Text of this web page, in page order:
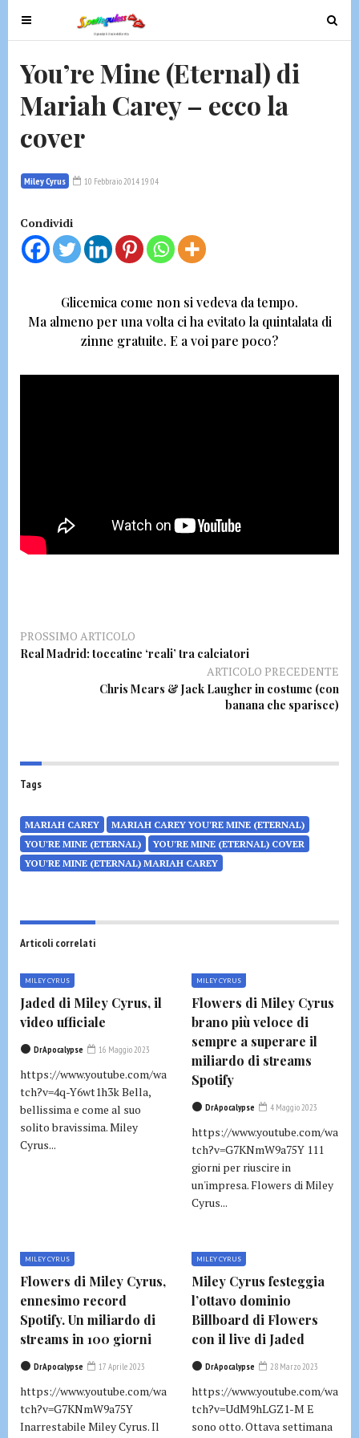
T
o
g
l
e
n
v
i
a
t
T
o
You’re Mine (Eternal) di
Mariah Carey – ecco la
cover
Miley Cyrus 10 Febbraio 2014 19:04
Condividi
Glicemica come non si vedeva da tempo.
Ma almeno per una volta ci ha evitato la quintalata di
zinne gratuite. E a voi pare poco?
PROSSIMO ARTICOLO
Real Madrid: toccatine ‘reali’ tra calciatori
ARTICOLO PRECEDENTE
Chris Mears & Jack Laugher in costume (con
banana che sparisce)
Tags
MARIAH CAREY
MARIAH CAREY YOU'RE MINE (ETERNAL)
YOU'RE MINE (ETERNAL)
YOU'RE MINE (ETERNAL) COVER
YOU'RE MINE (ETERNAL) MARIAH CAREY
Articoli correlati
MILEY CYRUS
Jaded di Miley Cyrus, il
video ufficiale
DrApocalypse 16 Maggio 2023
https://www.youtube.com/wa
tch?v=4q-Y6wt1h3k Bella,
bellissima e come al suo
solito bravissima. Miley
Cyrus...
MILEY CYRUS
Flowers di Miley Cyrus
brano più veloce di
sempre a superare il
miliardo di streams
Spotify
DrApocalypse 4 Maggio 2023
https://www.youtube.com/wa
tch?v=G7KNmW9a75Y 111
giorni per riuscire in
un'impresa. Flowers di Miley
Cyrus...
MILEY CYRUS
Flowers di Miley Cyrus,
ennesimo record
Spotify. Un miliardo di
streams in 100 giorni
DrApocalypse 17 Aprile 2023
https://www.youtube.com/wa
tch?v=G7KNmW9a75Y
Inarrestabile Miley Cyrus. Il
MILEY CYRUS
Miley Cyrus festeggia
l’ottavo dominio
Billboard di Flowers
con il live di Jaded
DrApocalypse 28 Marzo 2023
https://www.youtube.com/wa
tch?v=UdM9hLGZ1-M E
sono otto. Ottava settimana